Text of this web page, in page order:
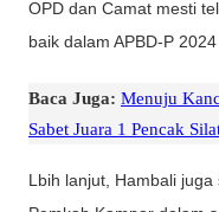
OPD dan Camat mesti
baik dalam APBD-P
Baca Juga: Menuju
Sabet Juara 1 Pencak
Lbih lanjut, Hambali